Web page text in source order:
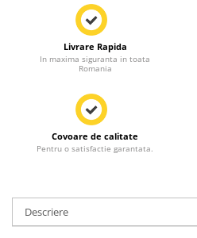
Livrare Rapida
In maxima siguranta in toata
Romania
Covoare de calitate
Pentru o satisfactie garantata.
Descriere